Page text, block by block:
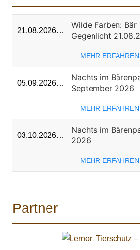
21.08.2026…
Wilde Farben: Bär
Gegenlicht
MEHR ERFAHREN
05.09.2026…
Nachts im
September 2026
MEHR ERFAHREN
03.10.2026…
Nachts im
2026
MEHR ERFAHREN
Partner